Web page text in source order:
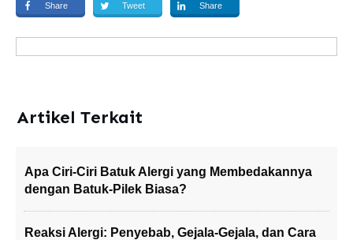
Share Tweet Share
Artikel Terkait
Apa Ciri-Ciri Batuk Alergi yang Membedakannya
dengan Batuk-Pilek Biasa?
Reaksi Alergi: Penyebab, Gejala-Gejala, dan Cara